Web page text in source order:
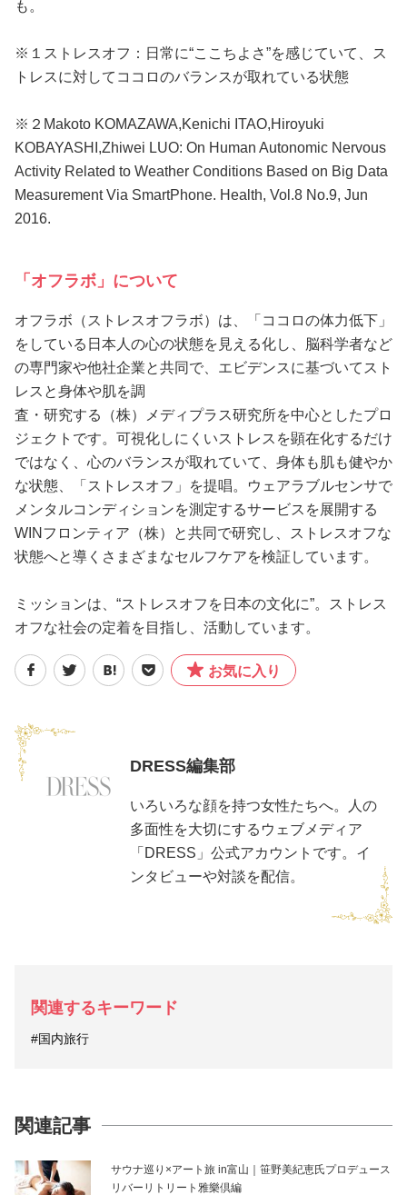
も。
※１ストレスオフ：日常に“ここちよさ”を感じていて、ス
トレスに対してココロのバランスが取れている状態
※２Makoto KOMAZAWA,Kenichi ITAO,Hiroyuki
KOBAYASHI,Zhiwei LUO: On Human Autonomic Nervous
Activity Related to Weather Conditions Based on Big Data
Measurement Via SmartPhone. Health, Vol.8 No.9, Jun
2016.
「オフラボ」について
オフラボ（ストレスオフラボ）は、「ココロの体力低下」
をしている日本人の心の状態を見える化し、脳科学者など
の専門家や他社企業と共同で、エビデンスに基づいてスト
レスと身体や肌を調
査・研究する（株）メディプラス研究所を中心としたプロ
ジェクトです。可視化しにくいストレスを顕在化するだけ
ではなく、心のバランスが取れていて、身体も肌も健やか
な状態、「ストレスオフ」を提唱。ウェアラブルセンサで
メンタルコンディションを測定するサービスを展開する
WINフロンティア（株）と共同で研究し、ストレスオフな
状態へと導くさまざまなセルフケアを検証しています。
ミッションは、“ストレスオフを日本の文化に”。ストレス
オフな社会の定着を目指し、活動しています。
お気に入り
DRESS編集部
いろいろな顔を持つ女性たちへ。人の
多面性を大切にするウェブメディア
「DRESS」公式アカウントです。イ
ンタビューや対談を配信。
関連するキーワード
#国内旅行
関連記事
サウナ巡り×アート旅 in富山｜笹野美紀恵氏プロデュース
リバーリトリート雅樂倶編